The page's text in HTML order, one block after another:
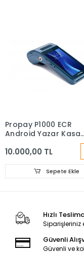
Propay P1000 ECR
Android Yazar Kasa
10.000,00 TL
Sepete Ekle
Hızlı
Siparişleriniz
Güvenli
Güvenli ve